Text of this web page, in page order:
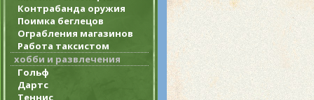
Контрабанда оружия
Поимка беглецов
Ограбления магазинов
Работа таксистом
хобби и развлечения
Гольф
Дартс
Теннис